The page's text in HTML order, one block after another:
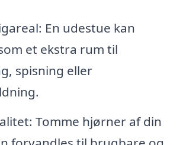
En udestue kan
et ekstra rum til
spisning eller
Tomme hjørner af din